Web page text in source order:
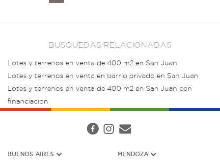
BUSQUEDAS RELACIONADAS
Lotes y terrenos en venta de 400 m2 en San Juan
Lotes y terrenos en venta en barrio privado en San Juan
Lotes y terrenos en venta de 400 m2 en San Juan con
financiacion
BUENOS AIRES MENDOZA